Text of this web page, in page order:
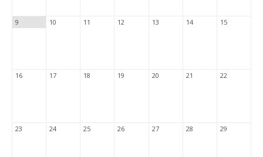
9 10 11 12 13 14 15
16 17 18 19 20 21 22
23 24 25 26 27 28 29